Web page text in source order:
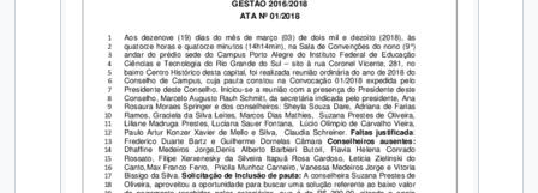
[Subseries] 2022
[Subseries] 2023
[Subseries] 2024
[Subseries] 2025
[Subseries] 2026
[Series] Manifestações
[Series] Resoluções